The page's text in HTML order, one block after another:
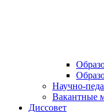
Научно-
Вакантные
Диссовет